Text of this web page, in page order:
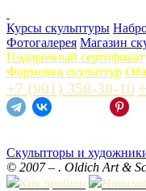
Курсы скульптуры
Фотогалерея Магазин
Подарочный сертификат
Формовка скульптур
+7 (901) 358-38-10
Скульпторы и
© 2007 – . Oldich Art &
Как пройти